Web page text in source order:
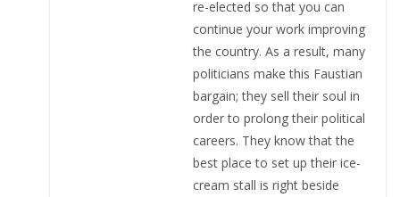
re-elected so that you can
continue your work improving
the country. As a result, many
politicians make this Faustian
bargain; they sell their soul in
order to prolong their political
careers. They know that the
best place to set up their ice-
cream stall is right beside